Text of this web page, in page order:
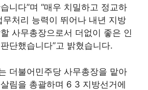
니다”며 “매우 치밀하고 정교하
무처리 능력이 뛰어나 내년 지방
사무총장으로서 더없이 좋은 인
단했습니다”고 밝혔습니다.
더불어민주당 사무총장을 맡아
림을 총괄하며 6 3 지방선거에